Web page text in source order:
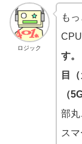
ロジック
も
CPU
す
目
（
部丸
ス